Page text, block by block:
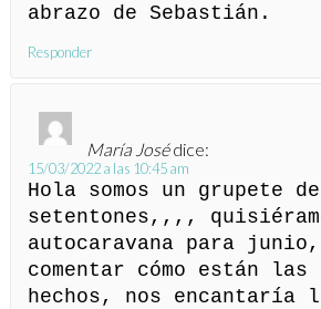
abrazo de Sebastián.
Responder
María José dice:
15/03/2022 a las 10:45 am
Hola somos un grupete
setentones,,,,
autocaravana para
comentar cómo están
hechos, nos encantaría